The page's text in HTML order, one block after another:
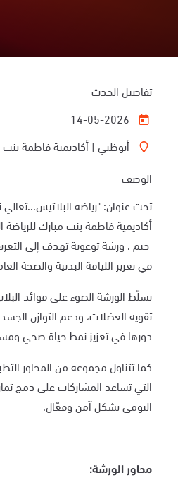
تفاصيل الحدث
14-05-2026
أبوظبي | أكاديمية فاطمة بنت
الوصف
تحت عنوان: "رياضة
جيم ، ورشة توعوية تهدف إلى
في تعزيز اللياقة البدنية والصحة
تسلّط الورشة الضوء على فوائد
تقوية العضلات، ودعم التوازن
دورها في تعزيز نمط حياة صحي
كما تتناول مجموعة من المحاور
التي تساعد المشاركات على دمج
اليومي بشكل آمن وفعّال.
محاور الورشة: